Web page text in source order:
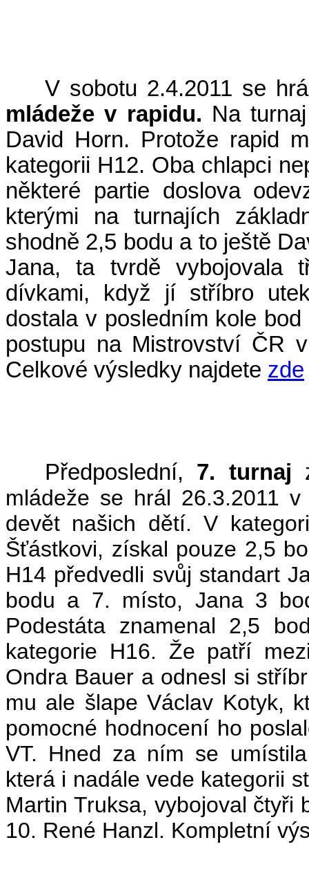
V sobotu 2.4.2011 se
mládeže v rapidu. Na
David Horn. Protože rapid
kategorii H12. Oba chlapci
některé partie doslova
kterými na turnajích
shodně 2,5 bodu a to ještě
Jana, ta tvrdě vybojovala
dívkami, když jí stříbro
dostala v posledním kole
postupu na Mistrovství ČR
Celkové výsledky najdete zde
Předposlední, 7. turnaj
mládeže se hrál 26.3.2011
devět našich dětí. V
Šťástkovi, získal pouze 2,5
H14 předvedli svůj standart
bodu a 7. místo, Jana 3
Podestáta znamenal 2,5
kategorie H16. Že patří
Ondra Bauer a odnesl si
mu ale šlape Václav Kotyk,
pomocné hodnocení ho
VT. Hned za ním se
která i nadále vede kategorii
Martin Truksa, vybojoval čtyři
10. René Hanzl. Kompletní